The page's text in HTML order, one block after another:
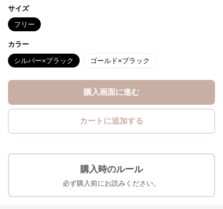
サイズ
フリー
カラー
シルバー×ブラック ゴールド×ブラック
購入画面に進む
カートに追加する
購入時のルール
必ず購入前にお読みください。